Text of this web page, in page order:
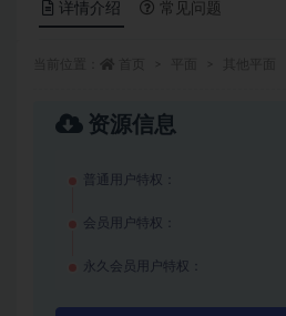
详情介绍 常见问题
资源信息
普通用户特权：
会员用户特权：
永久会员用户特权：